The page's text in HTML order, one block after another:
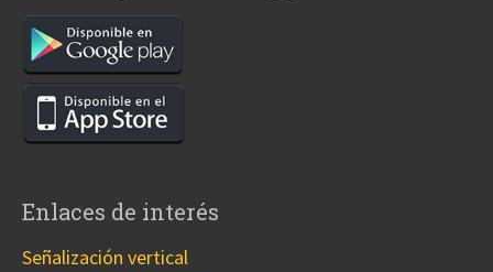
Enlaces de interés
Señalización vertical